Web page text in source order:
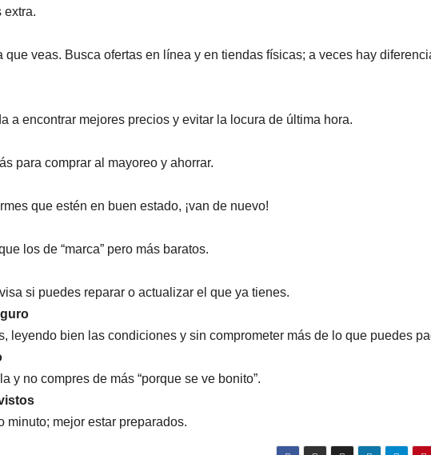
extra.
que veas. Busca ofertas en línea y en tiendas físicas; a veces hay
a encontrar mejores precios y evitar la locura de última hora.
para comprar al mayoreo y ahorrar.
que estén en buen estado, ¡van de nuevo!
los de “marca” pero más baratos.
si puedes reparar o actualizar el que ya tienes.
leyendo bien las condiciones y sin comprometer más de lo que puedes
y no compres de más “porque se ve bonito”.
minuto; mejor estar preparados.